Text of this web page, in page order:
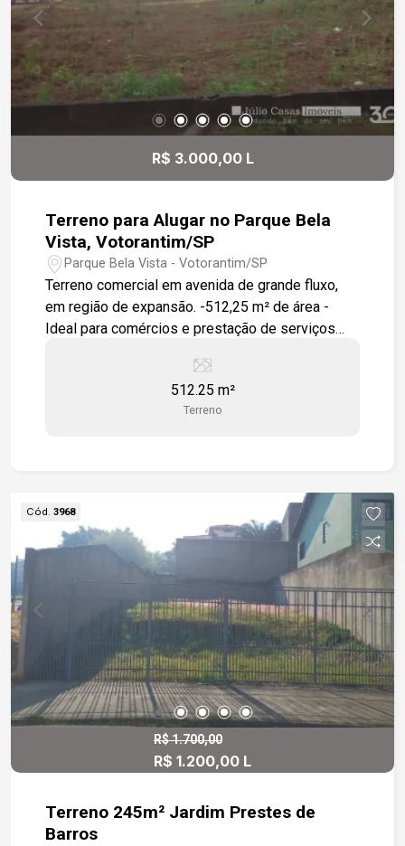
R$ 3.000,00 L
Terreno para Alugar no Parque Bela
Vista, Votorantim/SP
Parque Bela Vista - Votorantim/SP
Terreno comercial em avenida de grande fluxo,
em região de expansão. -512,25 m² de área -
Ideal para comércios e prestação de serviços
512.25 m²
Terreno
Cód. 3968
R$ 1.700,00
R$ 1.200,00 L
Terreno 245m² Jardim Prestes de
Barros